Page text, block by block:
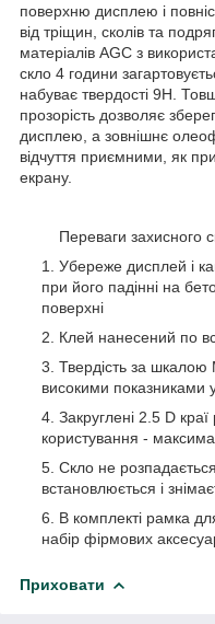
поверхню дисплею і
від тріщин, сколів та
матеріалів AGC з
скло 4 години
набуває твердості 9Н.
прозорість дозволяє
дисплею, а зовнішнє
відчуття приємними, як
екрану.
Переваги захисного
Убереже дисплей і
при його падінні на
поверхні
Клей нанесений по
Твердість за
високими показниками
Закруглені 2.5 D
користування -
Скло не
встановлюється і
В комплекті рамка
набір фірмових
Приховати